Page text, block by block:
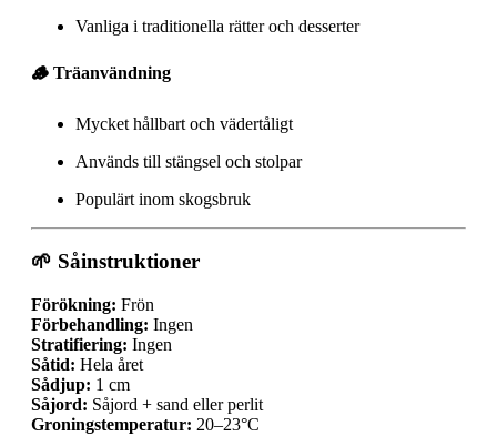
Vanliga i traditionella rätter och desserter
🪵 Träanvändning
Mycket hållbart och vädertåligt
Används till stängsel och stolpar
Populärt inom skogsbruk
🌱 Såinstruktioner
Förökning: Frön
Förbehandling: Ingen
Stratifiering: Ingen
Såtid: Hela året
Sådjup: 1 cm
Såjord: Såjord + sand eller perlit
Groningstemperatur: 20–23°C